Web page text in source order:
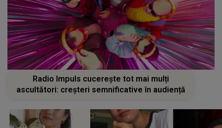
Radio Impuls cucerește tot mai mulți
ascultători: creșteri semnificative în audiență